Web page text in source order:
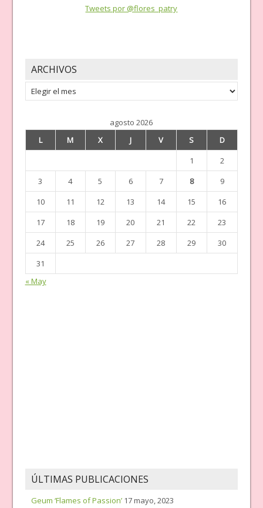
Tweets por @flores_patry
ARCHIVOS
Archivos
agosto 2026
L
M X J V S
D
1
2
3
4 5 6 7 8
9
10
11 12 13 14 15
16
17
18 19 20 21 22
23
24
25 26 27 28 29
30
31
« May
ÚLTIMAS PUBLICACIONES
Geum ‘Flames of Passion’ 17 mayo, 2023